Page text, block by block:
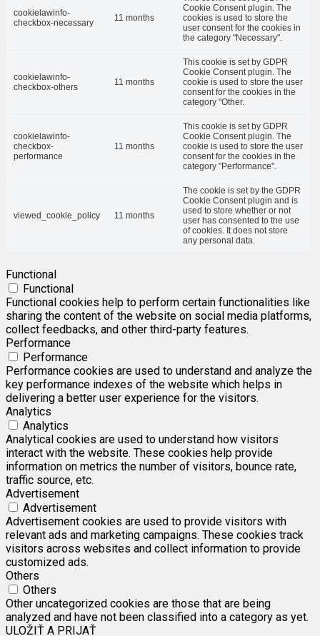
cookielawinfo-
checkbox-necessary
11 months
Cookie Consent plugin. The
cookies is used to store the
user consent for the cookies in
the category "Necessary".
cookielawinfo-
checkbox-others
11 months
This cookie is set by GDPR
Cookie Consent plugin. The
cookie is used to store the user
consent for the cookies in the
category "Other.
cookielawinfo-
checkbox-
performance
11 months
This cookie is set by GDPR
Cookie Consent plugin. The
cookie is used to store the user
consent for the cookies in the
category "Performance".
viewed_cookie_policy 11 months
The cookie is set by the GDPR
Cookie Consent plugin and is
used to store whether or not
user has consented to the use
of cookies. It does not store
any personal data.
Functional
Functional
Functional cookies help to perform certain functionalities like
sharing the content of the website on social media platforms,
collect feedbacks, and other third-party features.
Performance
Performance
Performance cookies are used to understand and analyze the
key performance indexes of the website which helps in
delivering a better user experience for the visitors.
Analytics
Analytics
Analytical cookies are used to understand how visitors
interact with the website. These cookies help provide
information on metrics the number of visitors, bounce rate,
traffic source, etc.
Advertisement
Advertisement
Advertisement cookies are used to provide visitors with
relevant ads and marketing campaigns. These cookies track
visitors across websites and collect information to provide
customized ads.
Others
Others
Other uncategorized cookies are those that are being
analyzed and have not been classified into a category as yet.
ULOŽIŤ A PRIJAŤ